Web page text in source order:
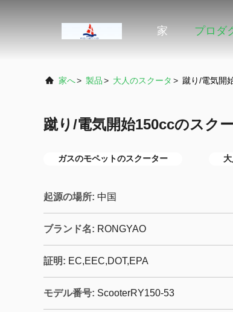
家 プロダ
家へ> 製品> 大人のスクータ > 蹴り/電気開
蹴り/電気開始150ccのスク
ガスのモペットのスクーター
起源の場所: 中国
ブランド名: RONGYAO
証明: EC,EEC,DOT,EPA
モデル番号: ScooterRY150-53